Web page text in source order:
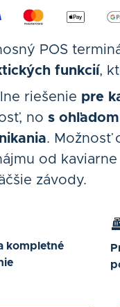
POS
funkcií,
riešenie pre
no s
. Možnosť
od
závody.
kompletné